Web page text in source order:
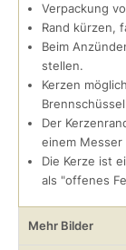
Verpackung
Rand kürzen,
Beim
stellen.
Kerzen
Der
einem Messer
Die Kerze ist
als "offenes
Mehr Bilder